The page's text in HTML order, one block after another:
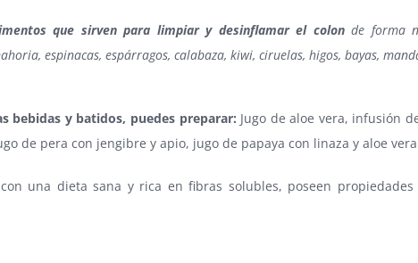
que sirven para limpiar y desinflamar el colonde forma
espinacas, espárragos, calabaza, kiwi, ciruelas, higos, bayas,
bebidas y batidos, puedes preparar: Jugo de aloe vera, infusión
de pera con jengibre y apio, jugo de papaya con linaza y aloe
con una dieta sana y rica en fibras solubles, poseen